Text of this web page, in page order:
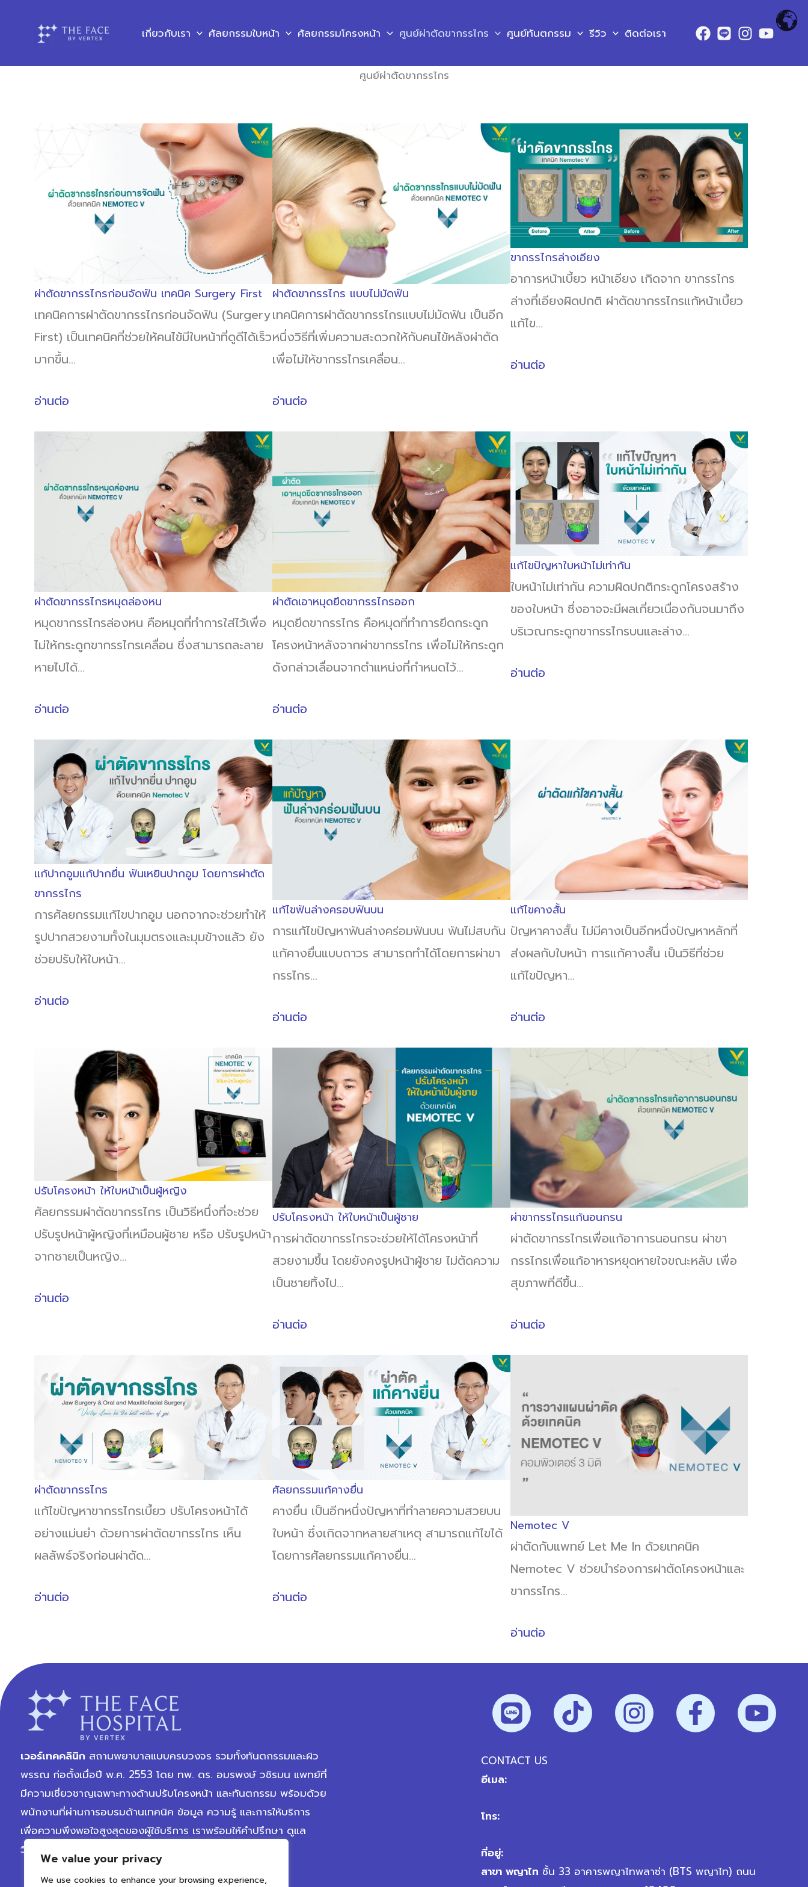
We value your privacy
We use cookies to enhance your browsing experience,
content
เกี่ยวกับเรา ศัลยกรรมใบหน้า ศัลยกรรมโครงหน้า ศูนย์ผ่าตัดขากรรไกร ศูนย์ทันตกรรม รีวิว ติดต่อเรา
ศูนย์ผ่าตัดขากรรไกร
ผ่าตัดขากรรไกรก่อนจัดฟัน เทคนิค Surgery First
เทคนิคการผ่าตัดขากรรไกรก่อนจัดฟัน (Surgery
First) เป็นเทคนิคที่ช่วยให้คนไข้มีใบหน้าที่ดูดีได้เร็ว
มากขึ้น…
อ่านต่อ
ผ่าตัดขากรรไกร แบบไม่มัดฟัน
เทคนิคการผ่าตัดขากรรไกรแบบไม่มัดฟัน เป็นอีก
หนึ่งวิธีที่เพิ่มความสะดวกให้กับคนไข้หลังผ่าตัด
เพื่อไม่ให้ขากรรไกรเคลื่อน…
อ่านต่อ
ขากรรไกรล่างเอียง
อาการหน้าเบี้ยว หน้าเอียง เกิดจาก ขากรรไกร
ล่างที่เอียงผิดปกติ ผ่าตัดขากรรไกรแก้หน้าเบี้ยว
แก้ไข…
อ่านต่อ
ผ่าตัดขากรรไกรหมุดล่องหน
หมุดขากรรไกรล่องหน คือหมุดที่ทำการใส่ไว้เพื่อ
ไม่ให้กระดูกขากรรไกรเคลื่อน ซึ่งสามารถละลาย
หายไปได้…
อ่านต่อ
ผ่าตัดเอาหมุดยึดขากรรไกรออก
หมุดยึดขากรรไกร คือหมุดที่ทำการยึดกระดูก
โครงหน้าหลังจากผ่าขากรรไกร เพื่อไม่ให้กระดูก
ดังกล่าวเลื่อนจากตำแหน่งที่กำหนดไว้…
อ่านต่อ
แก้ไขปัญหาใบหน้าไม่เท่ากัน
ใบหน้าไม่เท่ากัน ความผิดปกติกระดูกโครงสร้าง
ของใบหน้า ซึ่งอาจจะมีผลเกี่ยวเนื่องกันจนมาถึง
บริเวณกระดูกขากรรไกรบนและล่าง…
อ่านต่อ
แก้ปากอูมแก้ปากยื่น ฟันเหยินปากอูม โดยการผ่าตัด
ขากรรไกร
การศัลยกรรมแก้ไขปากอูม นอกจากจะช่วยทำให้
รูปปากสวยงามทั้งในมุมตรงและมุมข้างแล้ว ยัง
ช่วยปรับให้ใบหน้า…
อ่านต่อ
แก้ไขฟันล่างครอบฟันบน
การแก้ไขปัญหาฟันล่างคร่อมฟันบน ฟันไม่สบกัน
แก้คางยื่นแบบถาวร สามารถทำได้โดยการผ่าขา
กรรไกร…
อ่านต่อ
แก้ไขคางสั้น
ปัญหาคางสั้น ไม่มีคางเป็นอีกหนึ่งปัญหาหลักที่
ส่งผลกับใบหน้า การแก้คางสั้น เป็นวิธีที่ช่วย
แก้ไขปัญหา…
อ่านต่อ
ปรับโครงหน้า ให้ใบหน้าเป็นผู้หญิง
ศัลยกรรมผ่าตัดขากรรไกร เป็นวิธีหนึ่งที่จะช่วย
ปรับรูปหน้าผู้หญิงที่เหมือนผู้ชาย หรือ ปรับรูปหน้า
จากชายเป็นหญิง…
อ่านต่อ
ปรับโครงหน้า ให้ใบหน้าเป็นผู้ชาย
การผ่าตัดขากรรไกรจะช่วยให้ได้โครงหน้าที่
สวยงามขึ้น โดยยังคงรูปหน้าผู้ชาย ไม่ตัดความ
เป็นชายทิ้งไป…
อ่านต่อ
ผ่าขากรรไกรแก้นอนกรน
ผ่าตัดขากรรไกรเพื่อแก้อาการนอนกรน ผ่าขา
กรรไกรเพื่อแก้อาหารหยุดหายใจขณะหลับ เพื่อ
สุขภาพที่ดีขึ้น…
อ่านต่อ
ผ่าตัดขากรรไกร
แก้ไขปัญหาขากรรไกรเบี้ยว ปรับโครงหน้าได้
อย่างแม่นยำ ด้วยการผ่าตัดขากรรไกร เห็น
ผลลัพธ์จริงก่อนผ่าตัด…
อ่านต่อ
ศัลยกรรมแก้คางยื่น
คางยื่น เป็นอีกหนึ่งปัญหาที่ทำลายความสวยบน
ใบหน้า ซึ่งเกิดจากหลายสาเหตุ สามารถแก้ไขได้
โดยการศัลยกรรมแก้คางยื่น…
อ่านต่อ
Nemotec V
ผ่าตัดกับแพทย์ Let Me In ด้วยเทคนิค
Nemotec V ช่วยนำร่องการผ่าตัดโครงหน้าและ
ขากรรไกร…
อ่านต่อ
เวอร์เทคคลินิก สถานพยาบาลแบบครบวงจร รวมทั้งทันตกรรมและผิว
พรรณ ก่อตั้งเมื่อปี พ.ศ. 2553 โดย ทพ. ดร. อมรพงษ์ วชิรมน แพทย์ที่
มีความเชี่ยวชาญเฉพาะทางด้านปรับโครงหน้า และทันตกรรม พร้อมด้วย
พนักงานที่ผ่านการอบรมด้านเทคนิค ข้อมูล ความรู้ และการให้บริการ
เพื่อความพึงพอใจสูงสุดของผู้ใช้บริการ เราพร้อมให้คำปรึกษา ดูแล
วิเคราะห์สภาพปัญหาตามแต่ละบุคคลอย่างครบถ้วน
CONTACT US
อีเมล:
โทร:02-109-9999
ที่อยู่:
สาขา พญาไท ชั้น 33 อาคารพญาไทพลาซ่า (BTS พญาไท) ถนน